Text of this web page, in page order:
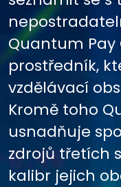
Quantum Pay
prostředník,
vzdělávací
Kromě toho
usnadňuje
zdrojů třetích
kalibr jejich